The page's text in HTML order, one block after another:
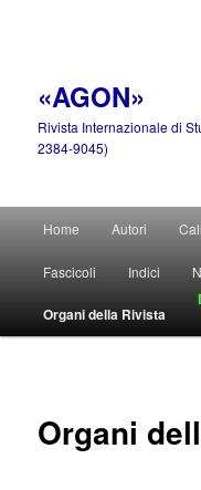
«AGON»
Rivista Internazionale di
2384-9045)
principale
Home Autori
Fascicoli Indici
Organi della Rivista
Organi